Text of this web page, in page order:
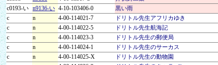
c0193-い n9136-い 4-10-103406-0
黒い雨
c
n 4-00-114021-7
ドリトル先生アフリカゆき
c
n 4-00-114022-5
ドリトル先生航海記
c
n 4-00-114023-3
ドリトル先生の郵便局
c
n 4-00-114024-1
ドリトル先生のサーカス
c
n 4-00-114025-X
ドリトル先生の動物園